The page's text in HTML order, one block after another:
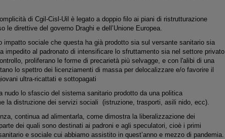
di Cgil-Cisl-Uil è legato a doppio filo ai piani di ristrutturazione
direttive del governo Draghi e dell’Unione Europea.
impatto sociale che questa ha già prodotto sia sul versante sanitario sia
impedito al padronato di intensificare lo sfruttamento sia nel settore privato
proliferano le forme di precarietà più selvagge, e con l'alibi di una
lo spettro dei licenziamenti di massa per delocalizzare e/o favorire il
ultra-ricattati e sottopagati
nudo lo sfascio del sistema sanitario prodotto da una politica
la distruzione dei servizi sociali (istruzione, trasporti, asili nido, ecc).
continua ad alimentarla, come dimostra la liberalizzazione dei
dei quali sono destinati ai padroni e agli speculatori, cioè i primi
e sociale cui abbiamo assistito in quest’anno e mezzo di pandemia.